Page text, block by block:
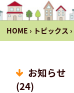
HOME › トピックス ›
お知らせ
(24)